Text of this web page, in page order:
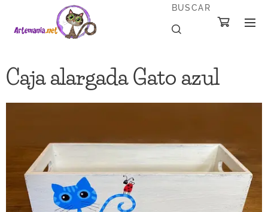
BUSCAR
Caja alargada Gato azul